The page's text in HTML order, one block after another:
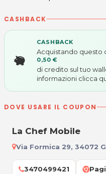
CASHBACK
CASHBACK
Acquistando questo
0,50 €
di credito sul tuo
informazioni clicca
DOVE USARE IL COUPON
La Chef Mobile
Via Formica 29, 34072
3470499421